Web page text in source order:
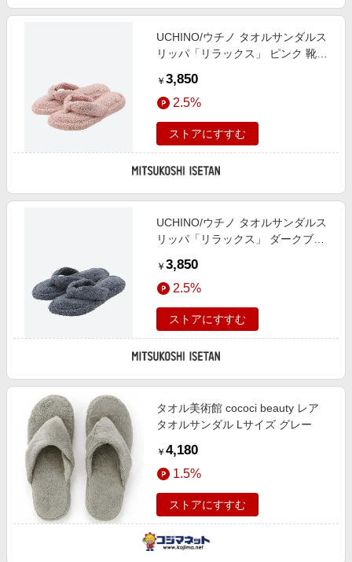
UCHINO/ウチノ タオルサンダルス
リッパ「リラックス」 ピンク 靴
￥ 3,850
2.5%
ストアにすすむ
UCHINO/ウチノ タオルサンダルス
リッパ「リラックス」 ダークブル
￥ 3,850
2.5%
ストアにすすむ
タオル美術館 cococi beauty レア
タオルサンダル Lサイズ グレー
￥ 4,180
1.5%
ストアにすすむ